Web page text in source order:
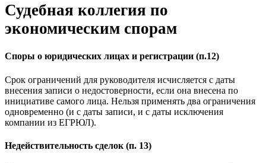
Судебная коллегия по
экономическим спорам
Споры о юридических лицах и регистрации (п.12)
Срок ограничений для руководителя исчисляется с даты
внесения записи о недостоверности, если она внесена по
инициативе самого лица. Нельзя применять два ограничения
одновременно (и с даты записи, и с даты исключения
компании из ЕГРЮЛ).
Недействительность сделок (п. 13)